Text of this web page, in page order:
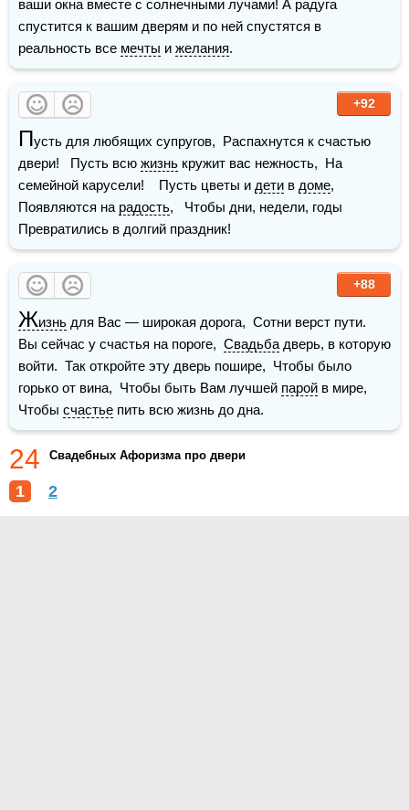
ваши окна вместе с солнечными лучами! А радуга
спустится к вашим дверям и по ней спустятся в
реальность все мечты и желания.
+92
Пусть для любящих супругов,  Распахнутся к счастью
двери!   Пусть всю жизнь кружит вас нежность,  На
семейной карусели!    Пусть цветы и дети в доме,
Появляются на радость,   Чтобы дни, недели, годы
Превратились в долгий праздник!
+88
Жизнь для Вас — широкая дорога,  Сотни верст пути.
Вы сейчас у счастья на пороге, Свадьба дверь, в которую
войти.  Так откройте эту дверь пошире,  Чтобы было
горько от вина,  Чтобы быть Вам лучшей парой в мире,
Чтобы счастье пить всю жизнь до дна.
24 Свадебных Афоризма про двери
1 2